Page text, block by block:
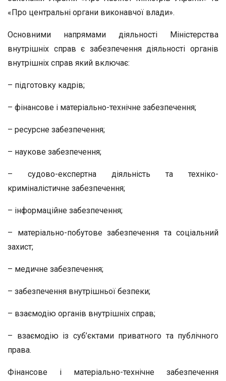
«Про центральні органи виконавчої влади».
Основними напрямами діяльності Міністерства
внутрішніх справ є забезпечення діяльності органів
внутрішніх справ який включає:
– підготовку кадрів;
– фінансове і матеріально-технічне забезпечення;
– ресурсне забезпечення;
– наукове забезпечення;
– судово-експертна діяльність та техніко-
криміналістичне забезпечення;
– інформаційне забезпечення;
– матеріально-побутове забезпечення та соціальний
захист;
– медичне забезпечення;
– забезпечення внутрішньої безпеки;
– взаємодію органів внутрішніх справ;
– взаємодію із суб’єктами приватного та публічного
права.
Фінансове і матеріально-технічне забезпечення